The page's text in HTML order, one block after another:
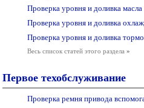
Проверка уровня и доливка масла
Проверка уровня и доливка
Проверка уровня и доливка
Весь список статей этого раздела »
Первое техобслуживание
Проверка ремня привода